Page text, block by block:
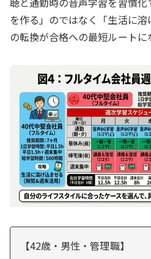
を作る」のではなく「生活に
の転換が合格への最短ルートに
【42歳・男性・管理職】